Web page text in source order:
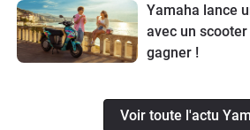
Yamaha lance
avec un
gagner !
Voir toute l'actu